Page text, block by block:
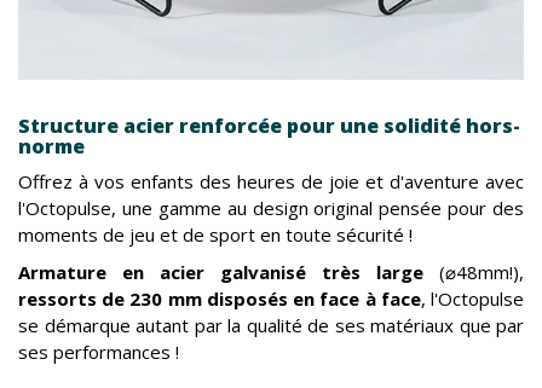
Structure acier renforcée pour une solidité hors-
norme
Offrez à vos enfants des heures de joie et d'aventure avec
l'Octopulse, une gamme au design original pensée pour des
moments de jeu et de sport en toute sécurité !
Armature en acier galvanisé très large (⌀48mm!),
ressorts de 230 mm disposés en face à face, l'Octopulse
se démarque autant par la qualité de ses matériaux que par
ses performances !